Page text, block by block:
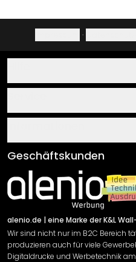
·
Über uns
Klebe- und
Newsletter An-/
Sendungsverfolgung
AGB
Impressum
Versand & Zahlung
Rücksendung
Widerrufsrecht
Datenschutzerklärung
Geschäftskunden
alenio.de | eine Marke der K&L
Wir sind nicht nur im B2C Bereich
produzieren auch für viele
Digitaldrucke und Werbetechnik